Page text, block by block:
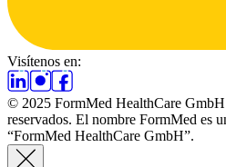
Visítenos en:
© 2025 FormMed HealthCare GmbH
reservados. El nombre FormMed es
“FormMed HealthCare GmbH”.